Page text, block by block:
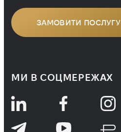
ЗАМОВИТИ ПОСЛУГУ
МИ В СОЦМЕРЕЖАХ